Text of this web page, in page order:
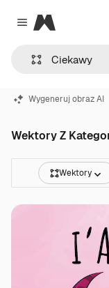
Close menu
Magnific
Wygeneruj obraz AI
Wektory Z
Wektory